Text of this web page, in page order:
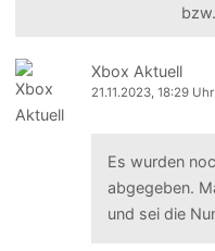
bzw.
Xbox Aktuell
21.11.2023, 18:29 Uhr
Es wurden
abgegeben.
und sei die